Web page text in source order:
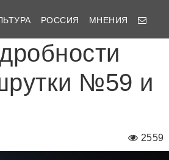
РОССИЯ МНЕНИЯ
№59 и
2559